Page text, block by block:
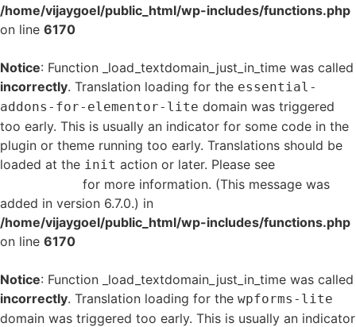
/home/vijaygoel/public_html/wp-includes/functions.php
on line 6170
Notice: Function _load_textdomain_just_in_time was called
incorrectly. Translation loading for the essential-
addons-for-elementor-lite domain was triggered
too early. This is usually an indicator for some code in the
plugin or theme running too early. Translations should be
loaded at the init action or later. Please see
for more information. (This message was
added in version 6.7.0.) in
/home/vijaygoel/public_html/wp-includes/functions.php
on line 6170
Notice: Function _load_textdomain_just_in_time was called
incorrectly. Translation loading for the wpforms-lite
domain was triggered too early. This is usually an indicator